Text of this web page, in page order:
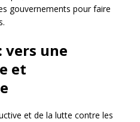
gouvernements pour faire
vers une
et
et de la lutte contre les